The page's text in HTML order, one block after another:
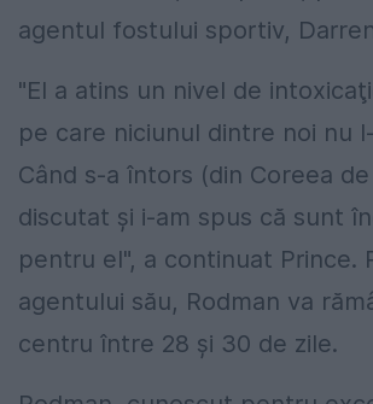
agentul fostului sportiv,
"El a atins un nivel de
pe care niciunul dintre noi nu
Când s-a întors (din Coreea
discutat şi i-am spus că sunt
pentru el", a continuat Prince.
agentului său, Rodman va
centru între 28 şi 30 de zile.